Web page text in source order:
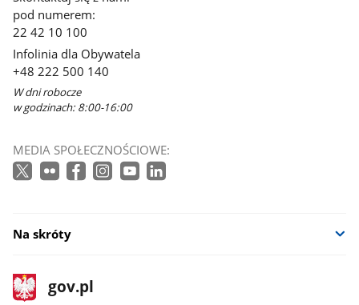
pod numerem:
22 42 10 100
Infolinia dla Obywatela
+48 222 500 140
W dni robocze
w godzinach: 8:00-16:00
MEDIA SPOŁECZNOŚCIOWE:
Na skróty
stopka
gov.pl
Strona
gov.pl